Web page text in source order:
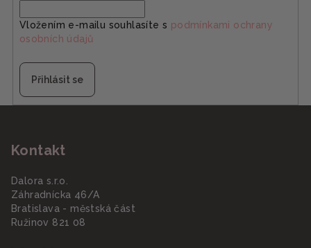
Vložením e-mailu souhlasíte s podmínkami ochrany
osobních údajů
Přihlásit se
Kontakt
Dalora s.r.o.
Záhradnícka 46/A
Bratislava - městská část
Ružinov 821 08